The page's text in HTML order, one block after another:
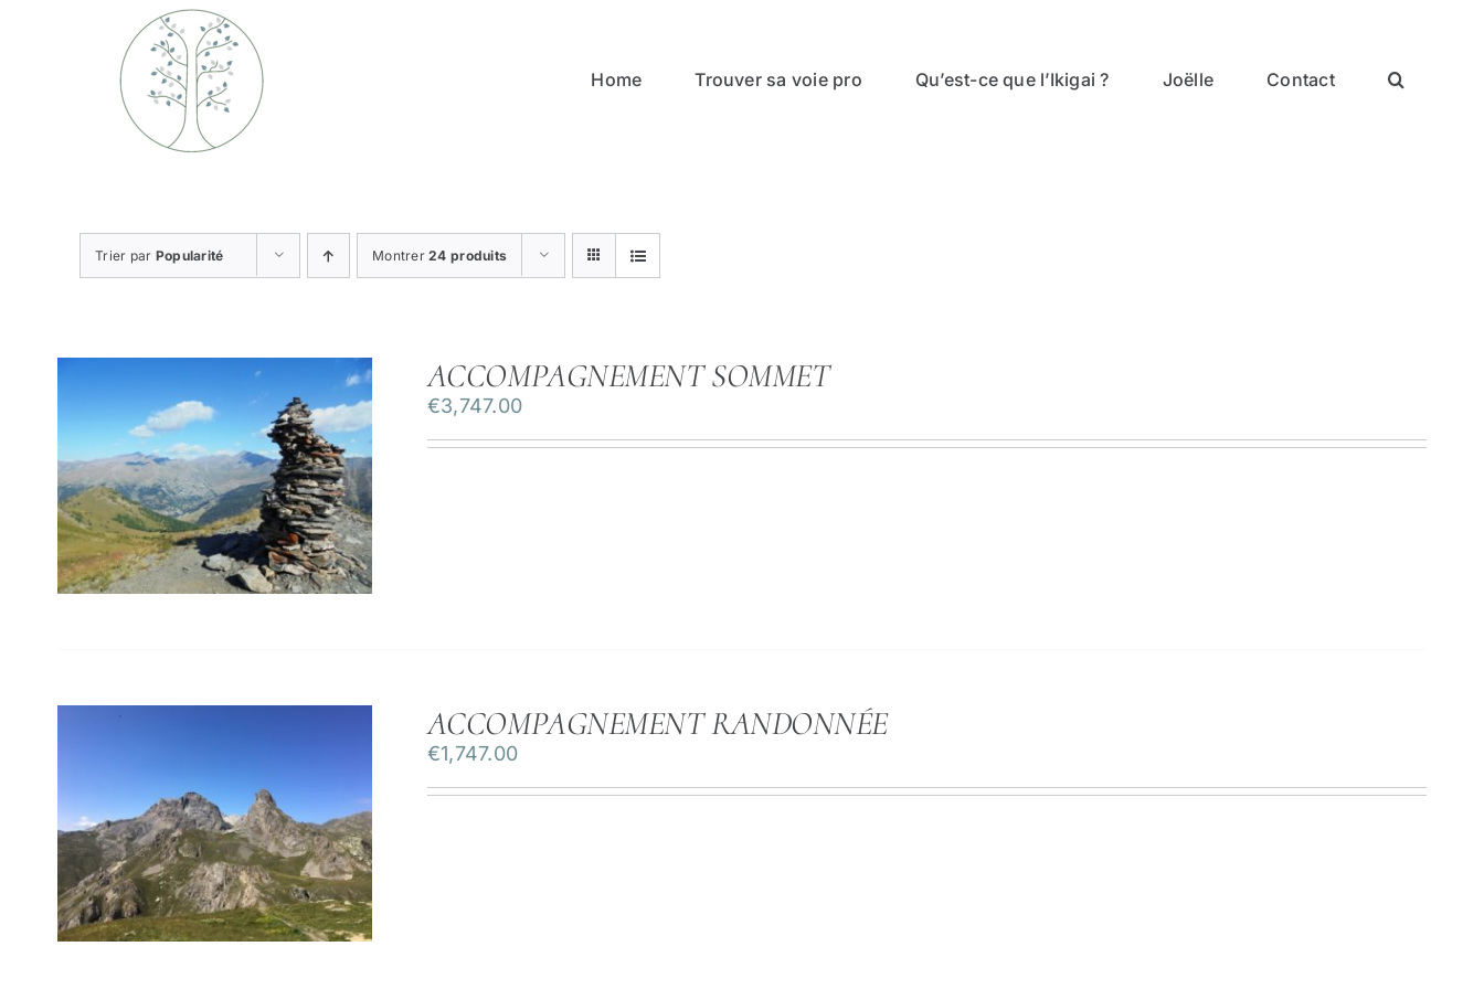
Home Trouver sa voie pro Qu’est-ce que l’Ikigai ? Joëlle Contact
Trier par Popularité Montrer24 produits
ACCOMPAGNEMENT SOMMET
€3,747.00
ACCOMPAGNEMENT RANDONNÉE
€1,747.00